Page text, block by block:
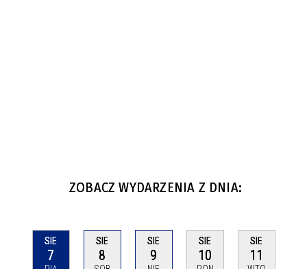
ZOBACZ WYDARZENIA Z DNIA:
SIE
7
SIE
8
SIE
9
SIE
10
SIE
11